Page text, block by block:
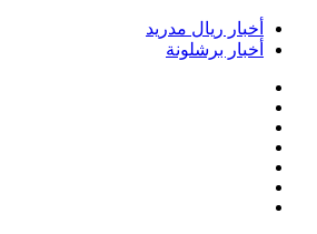
ريال مدريد
برشلونة